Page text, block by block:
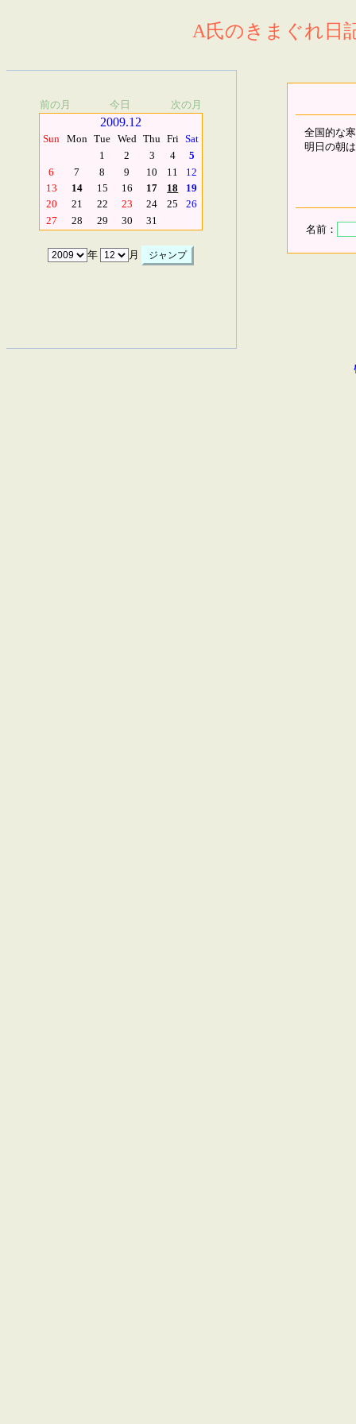
A氏のきまぐれ日
前の月 今日 次の月
2009.12
Sun Mon Tue Wed Thu Fri Sat
1
2 3 4
5
6
7 8 9 10 11
12
13
14 15 16 17 18
19
20
21 22 23 24 25
26
27
28 29 30 31
年 月
全国的な
明日の朝
名前：